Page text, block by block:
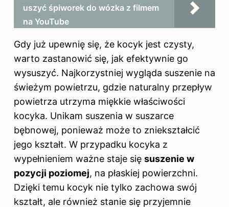
uszyć śpiworek do wózka z filmem
na YouTube
Gdy już upewnię się, że kocyk jest czysty,
warto zastanowić się, jak efektywnie go
wysuszyć. Najkorzystniej wygląda suszenie na
świeżym powietrzu, gdzie naturalny przepływ
powietrza utrzyma miękkie właściwości
kocyka. Unikam suszenia w suszarce
bębnowej, ponieważ może to zniekształcić
jego kształt. W przypadku kocyka z
wypełnieniem ważne staje się suszenie w
pozycji poziomej, na płaskiej powierzchni.
Dzięki temu kocyk nie tylko zachowa swój
kształt, ale również stanie się przyjemnie